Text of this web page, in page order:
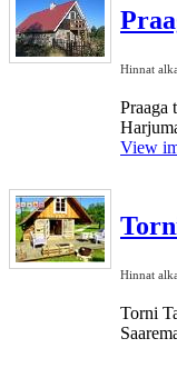
Hinnat
Praaga
View
Hinnat
Torni